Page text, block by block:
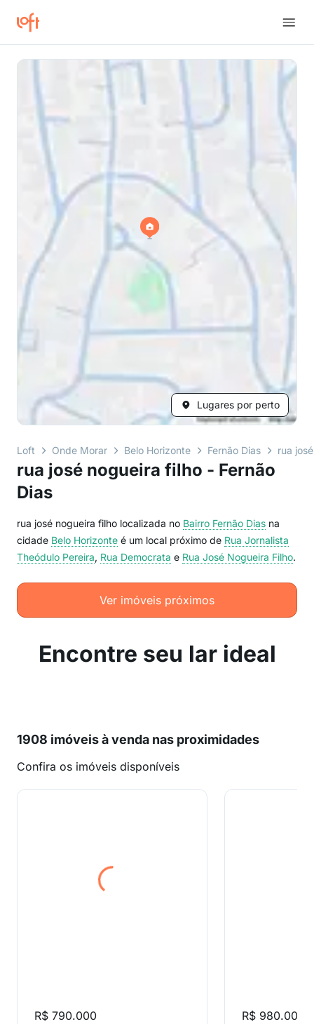
Lugares por perto
Loft Onde Morar Belo Horizonte Fernão Dias rua
rua josé nogueira filho - Fernão
Dias
rua josé nogueira filho localizada no Bairro Fernão Dias na
cidade Belo Horizonte é um local próximo de Rua Jornalista
Theódulo Pereira, Rua Democrata e Rua José Nogueira Filho.
Ver imóveis próximos
Encontre seu lar ideal
1908 imóveis à venda nas proximidades
Confira os imóveis disponíveis
R$ 790.000 R$ 980.000